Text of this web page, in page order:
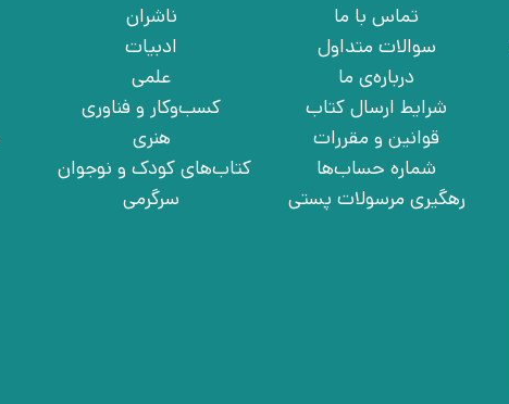
تماس با ما
سوالات متداول
درباره‌ی ما
شرایط ارسال کتاب
قوانین و مقررات
شماره حساب‌ها
رهگیری مرسولات پستی
ناشران
ادبیات
علمی
کسب‌وکار و فناوری
هنری
کتاب‌های کودک و نوجوان
سرگرمی